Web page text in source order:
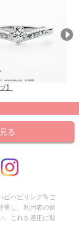
】
る
ピハピリングをご
重し、利用者の個
、これを適正に取